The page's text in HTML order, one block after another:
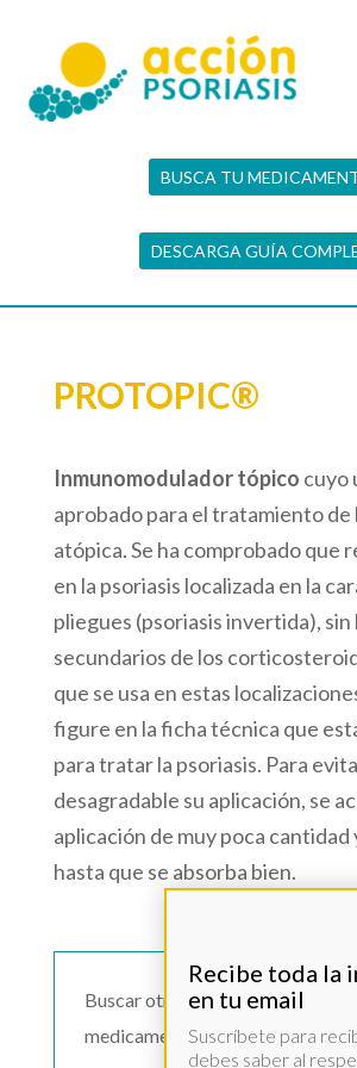
BUSCA TU
DESCARGA GUÍA
PROTOPIC®
Inmunomodulador tópico cuyo
aprobado para el tratamiento
atópica. Se ha comprobado que
en la psoriasis localizada en la
pliegues (psoriasis invertida),
secundarios de los
que se usa en estas
figure en la ficha técnica que
para tratar la psoriasis. Para
desagradable su aplicación, se
aplicación de muy poca cantidad
hasta que se absorba bien.
Buscar otro
medicamento >>Suscríbete para
debes saber al